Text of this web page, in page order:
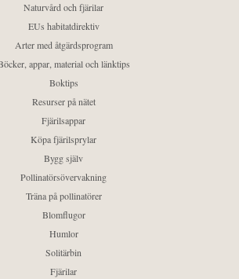
Naturvård och fjärilar
EUs habitatdirektiv
Arter med åtgärdsprogram
appar, material och länktips
Boktips
Resurser på nätet
Fjärilsappar
Köpa fjärilsprylar
Bygg själv
Pollinatörsövervakning
Träna på pollinatörer
Blomflugor
Humlor
Solitärbin
Fjärilar